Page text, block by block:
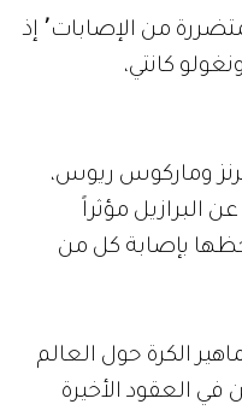
وتعد فرنسا أكثر المنتخبات المتضررة من الإصابات٬ إذ
كانتي،
وماركوس ريوس،
البرازيل مؤثراً
حظها بإصابة كل من
الكرة حول العالم
في العقود الأخيرة